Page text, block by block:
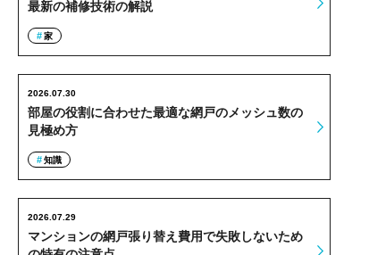
最新の補修技術の解説
家
部屋の役割に合わせた最適な網戸のメッシュ数の
見極め方
2026.07.30
知識
マンションの網戸張り替え費用で失敗しないため
2026.07.29